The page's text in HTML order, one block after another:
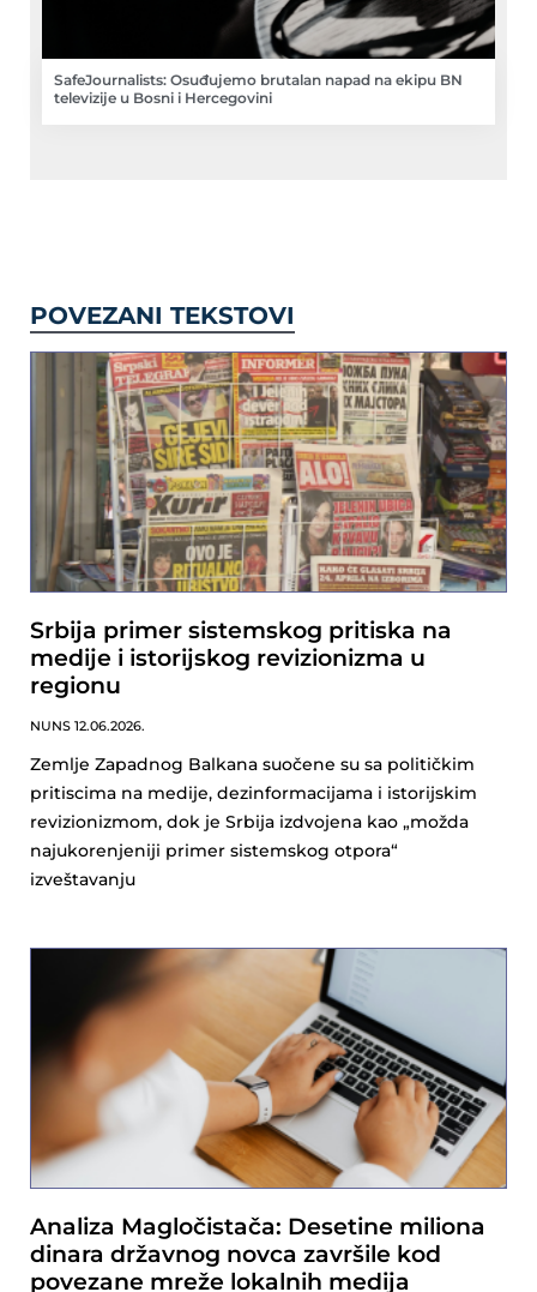
SafeJournalists: Osuđujemo brutalan napad na ekipu BN
televizije u Bosni i Hercegovini
POVEZANI TEKSTOVI
Srbija primer sistemskog pritiska na
medije i istorijskog revizionizma u
regionu
NUNS 12.06.2026.
Zemlje Zapadnog Balkana suočene su sa političkim
pritiscima na medije, dezinformacijama i istorijskim
revizionizmom, dok je Srbija izdvojena kao „možda
najukorenjeniji primer sistemskog otpora“
izveštavanju
Analiza Magločistača: Desetine miliona
dinara državnog novca završile kod
povezane mreže lokalnih medija